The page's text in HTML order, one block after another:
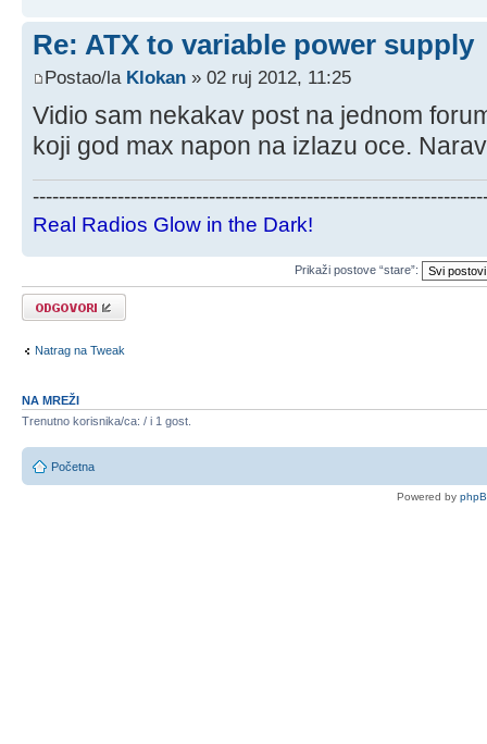
Re: ATX to variable power supply
Postao/la Klokan » 02 ruj 2012, 11:25
Vidio sam nekakav post na jednom
koji god max napon na izlazu oce.
Real Radios Glow in the Dark!
Prikaži postove “stare”:
Odgovori
Natrag na Tweak
NA MREŽI
Trenutno korisnika/ca: / i 1 gost.
Početna
Powered by